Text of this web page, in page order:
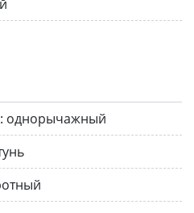
однорычажный